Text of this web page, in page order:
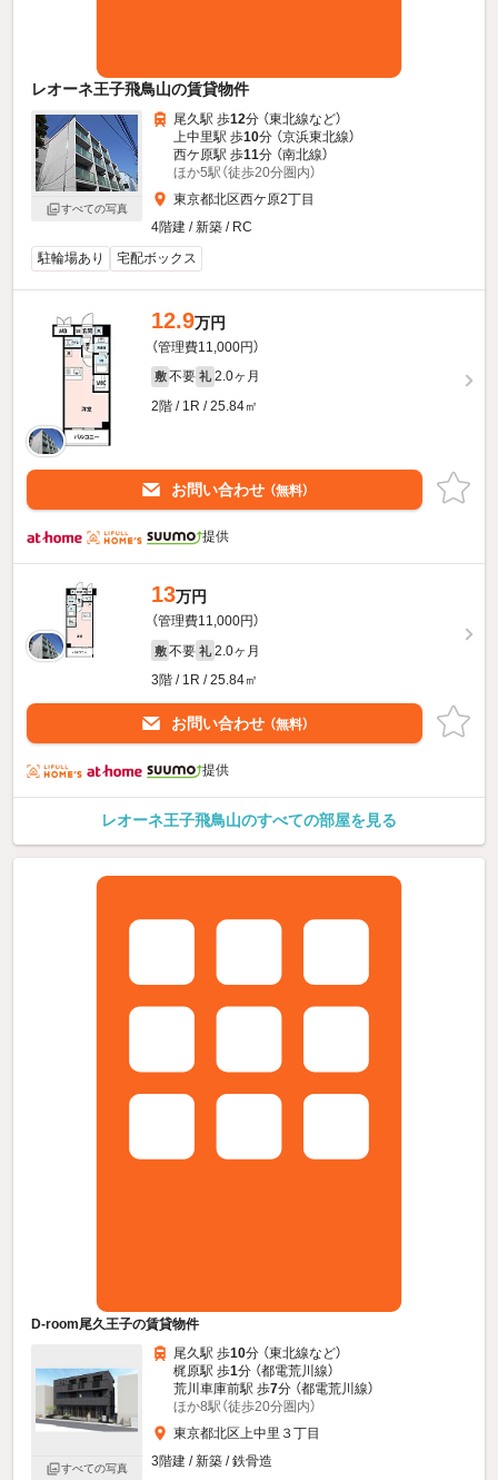
レオーネ王子飛鳥山の賃貸物件
すべての写真
尾久駅 歩12分 （東北線など）
上中里駅 歩10分 （京浜東北線）
西ケ原駅 歩11分 （南北線）
ほか5駅（徒歩20分圏内）
東京都北区西ケ原2丁目
4階建 / 新築 / RC
駐輪場あり
宅配ボックス
12.9万円
（管理費11,000円）
敷 不要 礼 2.0ヶ月
2階 / 1R / 25.84㎡
お問い合わせ （無料）
提供
13万円
（管理費11,000円）
敷 不要 礼 2.0ヶ月
3階 / 1R / 25.84㎡
お問い合わせ （無料）
提供
レオーネ王子飛鳥山のすべての部屋を見る
D-room尾久王子の賃貸物件
すべての写真
尾久駅 歩10分 （東北線など）
梶原駅 歩1分 （都電荒川線）
荒川車庫前駅 歩7分 （都電荒川線）
ほか8駅（徒歩20分圏内）
東京都北区上中里３丁目
3階建 / 新築 / 鉄骨造